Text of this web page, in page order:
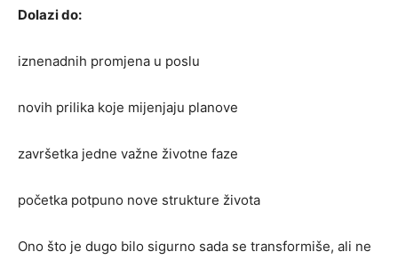
Dolazi do:
iznenadnih promjena u poslu
novih prilika koje mijenjaju planove
završetka jedne važne životne faze
početka potpuno nove strukture života
Ono što je dugo bilo sigurno sada se transformiše, ali ne